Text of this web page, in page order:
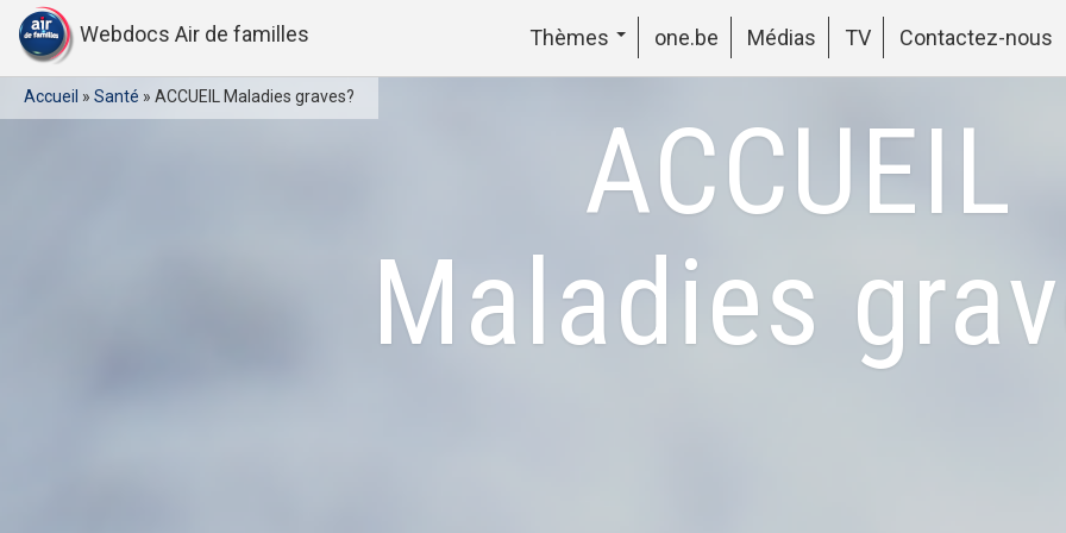
Webdocs Air de familles Thèmes one.be Médias TV Contactez-nous
Accueil » Santé » ACCUEIL Maladies graves?
ACCUEIL
Maladies